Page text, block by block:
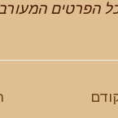
הפרטים